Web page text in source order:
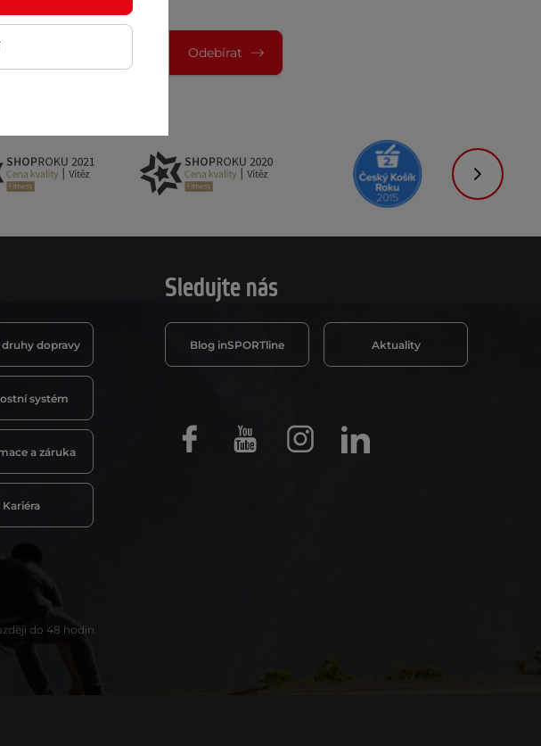
Odebírat
druhy dopravy
systém
a záruka
Kariéra
Sledujte nás
Blog inSPORTline Aktuality
FacebookYoutube InstagramLinkedIn
do 48 hodin.